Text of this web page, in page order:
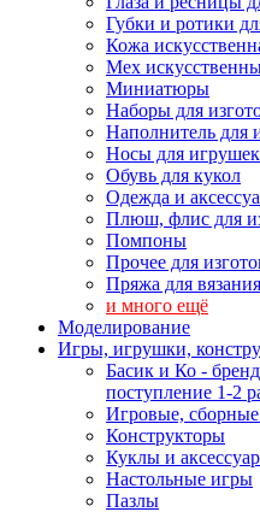
Губки и ротики
Кожа
Мех
Миниатюры
Наборы для
Наполнитель для
Носы для игрушек
Обувь для кукол
Одежда и
Плюш, флис для
Помпоны
Прочее для
Пряжа для
и много ещё
Моделирование
Игры, игрушки,
Басик и Ко -
поступление 1-2
Игровые,
Конструкторы
Куклы и
Настольные игры
Пазлы